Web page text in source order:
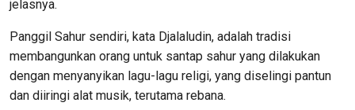
jelasnya.
Panggil Sahur sendiri, kata Djalaludin, adalah tradisi
membangunkan orang untuk santap sahur yang dilakukan
dengan menyanyikan lagu-lagu religi, yang diselingi pantun
dan diiringi alat musik, terutama rebana.